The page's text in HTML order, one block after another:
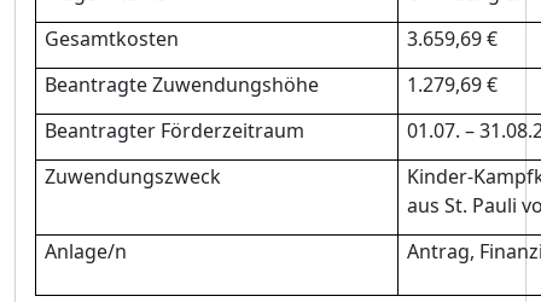
Gesamtkosten
3.659,69€
Beantragte Zuwendungshöhe 1.279,69€
Beantragter Förderzeitraum 01.07.–31.08
Zuwendungszweck
Kinder-
aus St. Pauli
Anlage/n
Antrag,